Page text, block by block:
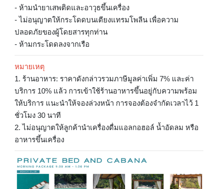
- ห้ามนำยาเสพติดและอาวุธขึ้นเครื่อง
- ไม่อนุญาตให้กระโดดบนเตียงแทรมโพลีน เพื่อความ
ปลอดภัยของผู้โดยสารทุกท่าน
- ห้ามกระโดดลงจากเรือ
หมายเหตุ
1. ร้านอาหาร: ราคาดังกล่าวรวมภาษีมูลค่าเพิ่ม 7% และค่า
บริการ 10% แล้ว การเข้าใช้ร้านอาหารขึ้นอยู่กับความพร้อม
ให้บริการ แนะนำให้จองล่วงหน้า การจองต้องจำกัดเวลาไว้ 1
ชั่วโมง 30 นาที
2. ไม่อนุญาตให้ลูกค้านำเครื่องดื่มแอลกอฮอล์ น้ำอัดลม หรือ
อาหารขึ้นเครื่อง